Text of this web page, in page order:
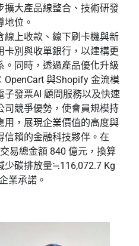
擴大產品線整合、技術研發
地位。
線上收款、線下刷卡機與新
卡別與收單銀行，以建構更
同時，透過產品優化升級
與Shopify 金流模
發票AI 顧問服務以及快速
司競爭優勢，使會員規模持
用，展現企業價值的高度與
信賴的金融科技夥伴。在
易總金額 840 億元，換算
少碳排放量≒116,072.7 Kg
業承諾。